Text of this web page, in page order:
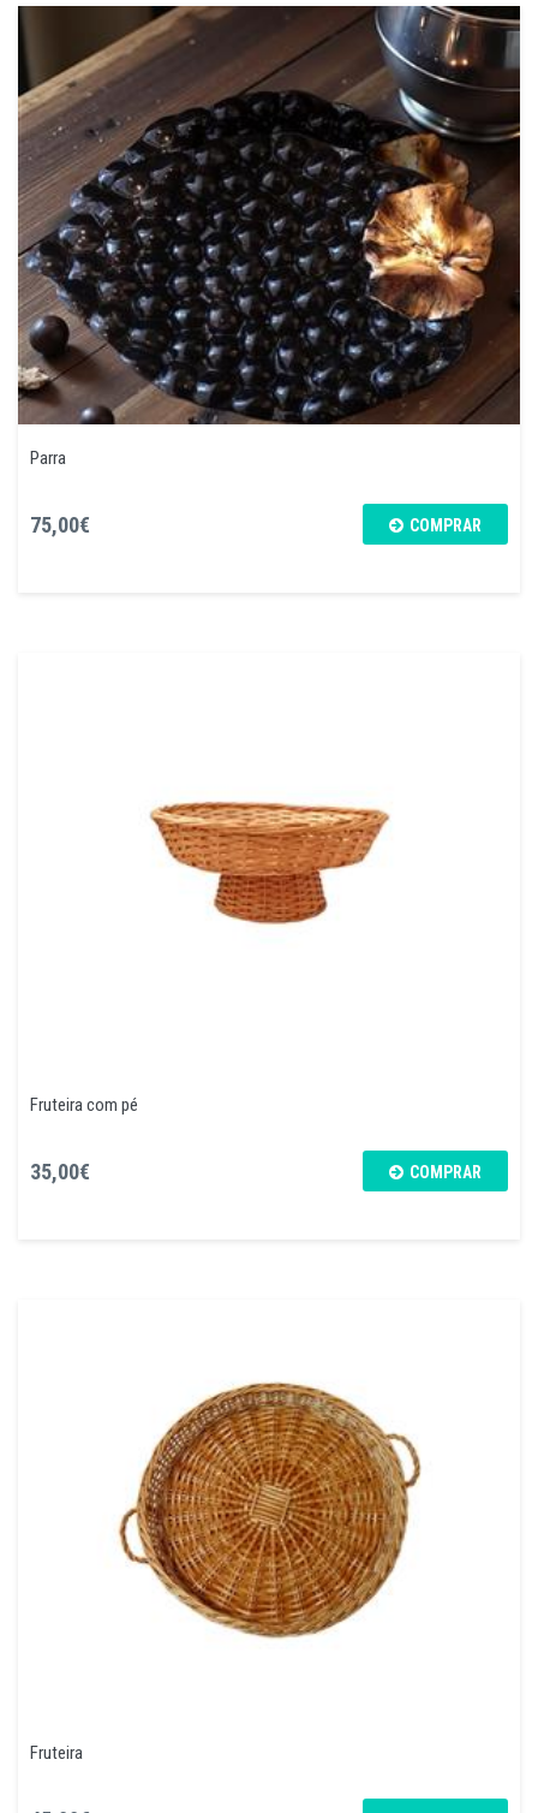
Parra
75,00€ COMPRAR
Fruteira com pé
35,00€ COMPRAR
Fruteira